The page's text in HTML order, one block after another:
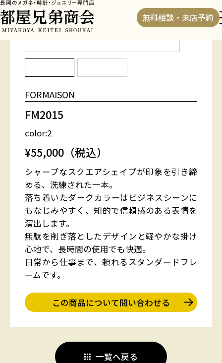
無料相談・来店予約
HOME> フレーム >FM2015
FORMAISON
FM2015
color:2
¥55,000（税込）
シャープなスクエアシェイプが印象を引き締
める、洗練された一本。
落ち着いたダークカラーはビジネスシーンに
もなじみやすく、知的で信頼感のある表情を
演出します。
無駄を削ぎ落としたデザインと軽やかな掛け
心地で、長時間の使用でも快適。
日常から仕事まで、頼れるスタンダードフレ
ームです。
この商品について問い合わせる
一覧へ戻る